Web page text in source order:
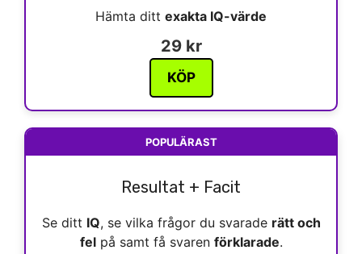
Hämta ditt exakta IQ-värde
29 kr
KÖP
POPULÄRAST
Resultat + Facit
Se ditt IQ, se vilka frågor du svarade rätt och
felpå samt få svaren förklarade.